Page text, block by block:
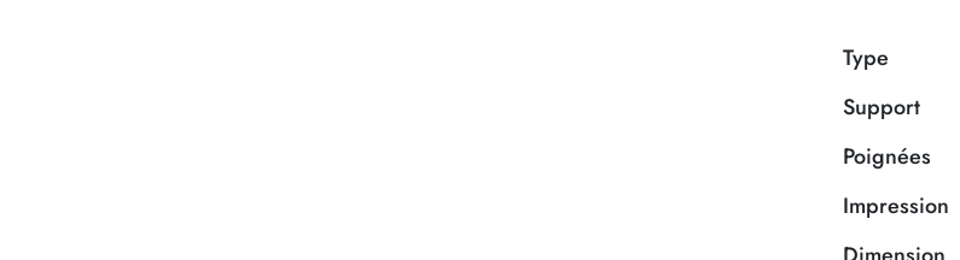
Type
Support
Poignées
Impression